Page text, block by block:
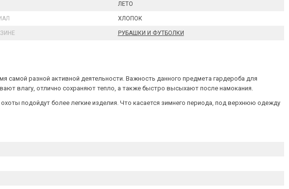
ЛЕТО
ХЛОПОК
РУБАШКИ И ФУТБОЛКИ
самой разной активной деятельности. Важность данного предмета гардероба для
влагу, отлично сохраняют тепло, а также быстро высыхают после намокания.
подойдут более легкие изделия. Что касается зимнего периода, под верхнюю одежду